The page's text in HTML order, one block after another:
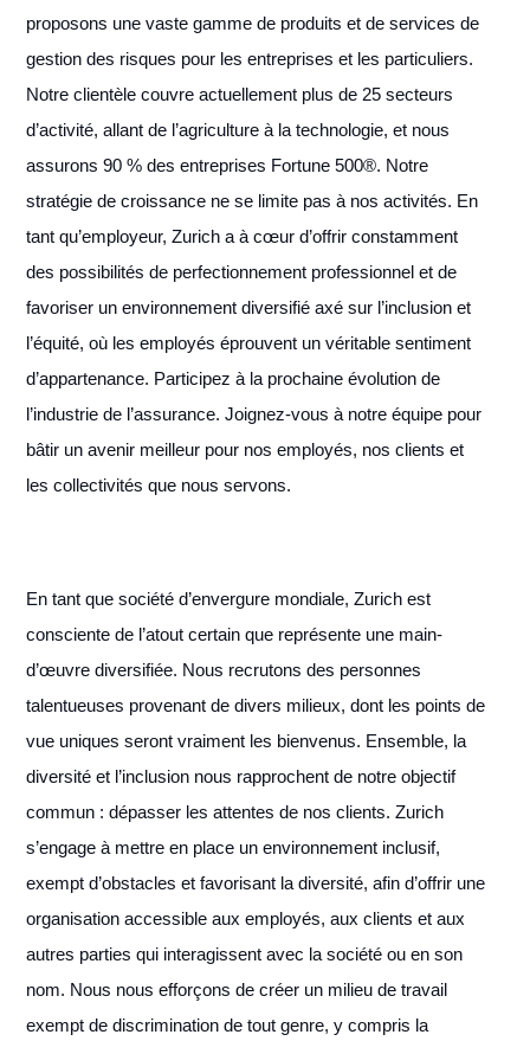
proposons une vaste gamme de produits et de services de
gestion des risques pour les entreprises et les particuliers.
Notre clientèle couvre actuellement plus de 25 secteurs
d’activité, allant de l’agriculture à la technologie, et nous
assurons 90 % des entreprises Fortune 500®. Notre
stratégie de croissance ne se limite pas à nos activités. En
tant qu’employeur, Zurich a à cœur d’offrir constamment
des possibilités de perfectionnement professionnel et de
favoriser un environnement diversifié axé sur l’inclusion et
l’équité, où les employés éprouvent un véritable sentiment
d’appartenance. Participez à la prochaine évolution de
l’industrie de l’assurance. Joignez-vous à notre équipe pour
bâtir un avenir meilleur pour nos employés, nos clients et
les collectivités que nous servons.
En tant que société d’envergure mondiale, Zurich est
consciente de l’atout certain que représente une main-
d’œuvre diversifiée. Nous recrutons des personnes
talentueuses provenant de divers milieux, dont les points de
vue uniques seront vraiment les bienvenus. Ensemble, la
diversité et l’inclusion nous rapprochent de notre objectif
commun : dépasser les attentes de nos clients. Zurich
s’engage à mettre en place un environnement inclusif,
exempt d’obstacles et favorisant la diversité, afin d’offrir une
organisation accessible aux employés, aux clients et aux
autres parties qui interagissent avec la société ou en son
nom. Nous nous efforçons de créer un milieu de travail
exempt de discrimination de tout genre, y compris la